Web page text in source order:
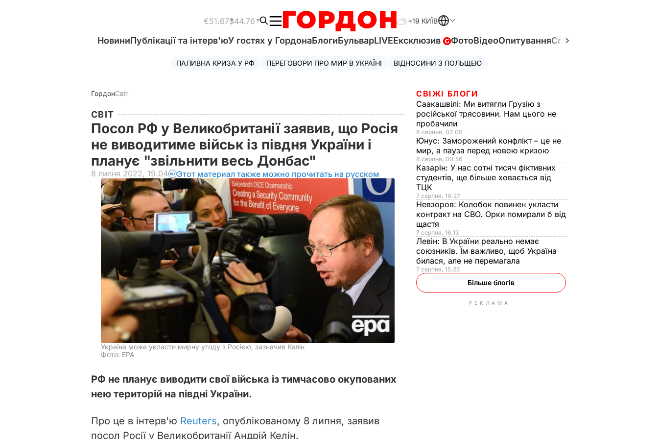
€51.67$44.76 +19 КИЇВ
НовиниПублікації та інтерв'юУ гостях у ГордонаБлогиБульварLIVEЕксклюзив ФотоВідеоОпитуванняСпецпроєкти
ПАЛИВНА КРИЗА У РФ ПЕРЕГОВОРИ ПРО МИР В УКРАЇНІ ВІДНОСИНИ З ПОЛЬЩЕЮ
ГордонСвіт
СВІТ
Посол РФ у Великобританії заявив, що Росія
не виводитиме військ із півдня України і
планує "звільнити весь Донбас"
8 липня 2022, 19.04 Этот материал также можно прочитать на русском
Україна може укласти мирну угоду з Росією, зазначив Келін
Фото: EPA
РФ не планує виводити свої війська із тимчасово окупованих
нею територій на півдні України.
Про це в інтерв'ю Reuters, опублікованому 8 липня, заявив
посол Росії у Великобританії Андрій Келін.
СВІЖІ БЛОГИ
Саакашвілі: Ми витягли Грузію з
російської трясовини. Нам цього не
пробачили
8 серпня, 02.00
Юнус: Заморожений конфлікт – це не
мир, а пауза перед новою кризою
8 серпня, 00.56
Казарін: У нас сотні тисяч фіктивних
студентів, ще більше ховається від
ТЦК
7 серпня, 19.27
Невзоров: Колобок повинен укласти
контракт на СВО. Орки помирали б від
щастя
7 серпня, 16.13
Левін: В України реально немає
союзників. Їм важливо, щоб Україна
билася, але не перемагала
7 серпня, 15.25
Більше блогів
РЕКЛАМА